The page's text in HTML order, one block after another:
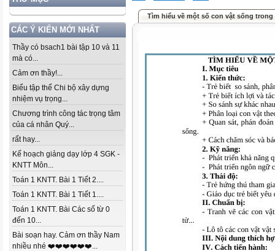
CÁC Ý KIẾN MỚI NHẤT
Thầy có bsach1 bài tập 10 và 11
mà có...
Cảm ơn thầy!...
Biểu tập thể Chi bộ xây dựng
nhiệm vụ trọng...
Chương trình công tác trọng tâm
của cá nhân Quý...
rất hay...
Kế hoạch giảng dạy lớp 4 SGK -
KNTT Môn...
Toán 1 KNTT. Bài 1 Tiết 2....
Toán 1 KNTT. Bài 1 Tiết 1....
Toán 1 KNTT. Bài Các số từ 0
đến 10...
Bài soạn hay. Cảm ơn thầy Nam
nhiều nhé ❤️❤️❤️❤️❤️❤️...
Tìm hiểu về một số con vật sống